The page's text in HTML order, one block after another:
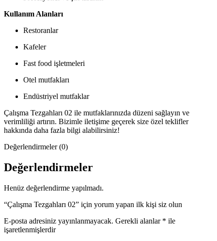
Kullanım Alanları
Restoranlar
Kafeler
Fast food işletmeleri
Otel mutfakları
Endüstriyel mutfaklar
Çalışma Tezgahları 02 ile mutfaklarınızda düzeni sağlayın ve
verimliliği artırın. Bizimle iletişime geçerek size özel teklifler
hakkında daha fazla bilgi alabilirsiniz!
Değerlendirmeler (0)
Değerlendirmeler
Henüz değerlendirme yapılmadı.
“Çalışma Tezgahları 02” için yorum yapan ilk kişi siz olun
E-posta adresiniz yayınlanmayacak. Gerekli alanlar * ile
işaretlenmişlerdir